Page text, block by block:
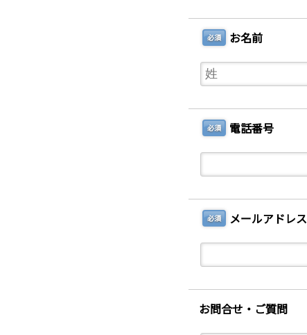
必須 お名前
必須 電話番号
必須 メールアドレス
お問合せ・ご質問